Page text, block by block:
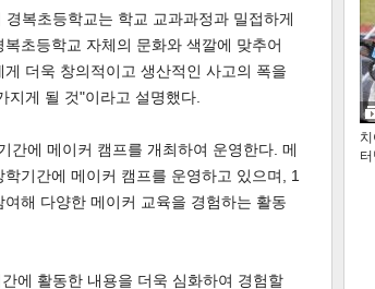
복초등학교는 학교 교과과정과 밀접하게
초등학교 자체의 문화와 색깔에 맞추어
더욱 창의적이고 생산적인 사고의 폭을
지게 될 것"이라고 설명했다.
간에 메이커 캠프를 개최하여 운영한다. 메
기간에 메이커 캠프를 운영하고 있으며, 1
해 다양한 메이커 교육을 경험하는 활동
에 활동한 내용을 더욱 심화하여 경험할